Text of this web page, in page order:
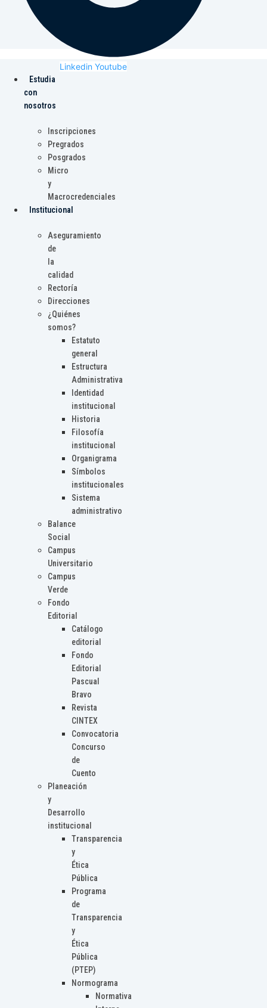
Linkedin Youtube
Estudia
con
nosotros
Inscripciones
Pregrados
Posgrados
Micro
y
Macrocredenciales
Institucional
Aseguramiento
de
la
calidad
Rectoría
Direcciones
¿Quiénes
somos?
Estatuto
general
Estructura
Administrativa
Identidad
institucional
Historia
Filosofía
institucional
Organigrama
Símbolos
institucionales
Sistema
administrativo
Balance
Social
Campus
Universitario
Campus
Verde
Fondo
Editorial
Catálogo
editorial
Fondo
Editorial
Pascual
Bravo
Revista
CINTEX
Convocatoria
Concurso
de
Cuento
Planeación
y
Desarrollo
institucional
Transparencia
y
Ética
Pública
Programa
de
Transparencia
y
Ética
Pública
(PTEP)
Normograma
Normativa